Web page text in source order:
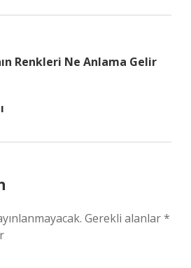
Renkleri Ne Anlama Gelir
Gerekli alanlar*